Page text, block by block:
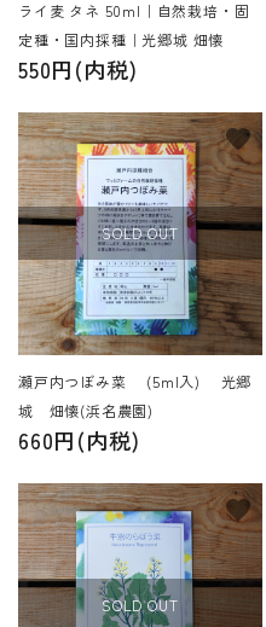
ライ麦 タネ 50ml｜自然栽培・固
定種・国内採種｜光郷城 畑懐
550円(内税)
SOLD OUT
瀬戸内つぼみ菜 (5ml入) 光郷
城 畑懐(浜名農園)
660円(内税)
favorite
SOLD OUT
favorite